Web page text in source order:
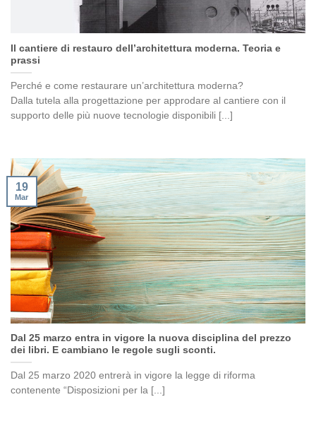
Il cantiere di restauro dell’architettura moderna. Teoria e
prassi
Perché e come restaurare un’architettura moderna?
Dalla tutela alla progettazione per approdare al cantiere con il
supporto delle più nuove tecnologie disponibili [...]
Dal 25 marzo entra in vigore la nuova disciplina del prezzo
dei libri. E cambiano le regole sugli sconti.
Dal 25 marzo 2020 entrerà in vigore la legge di riforma
contenente “Disposizioni per la [...]
19
Mar